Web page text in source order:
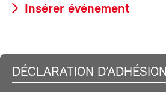
Insérer événement
DÉCLARATION D’ADHÉSION